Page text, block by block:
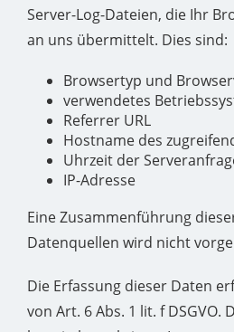
Server-Log-Dateien, die Ihr
an uns übermittelt. Dies sind:
Browsertyp und
verwendetes
Referrer URL
Hostname des
Uhrzeit der
IP-Adresse
Eine Zusammenführung
Datenquellen wird nicht
Die Erfassung dieser Daten
von Art. 6 Abs. 1 lit. f